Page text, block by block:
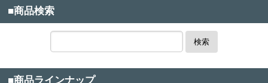
■商品検索
検索
■商品ラインナップ